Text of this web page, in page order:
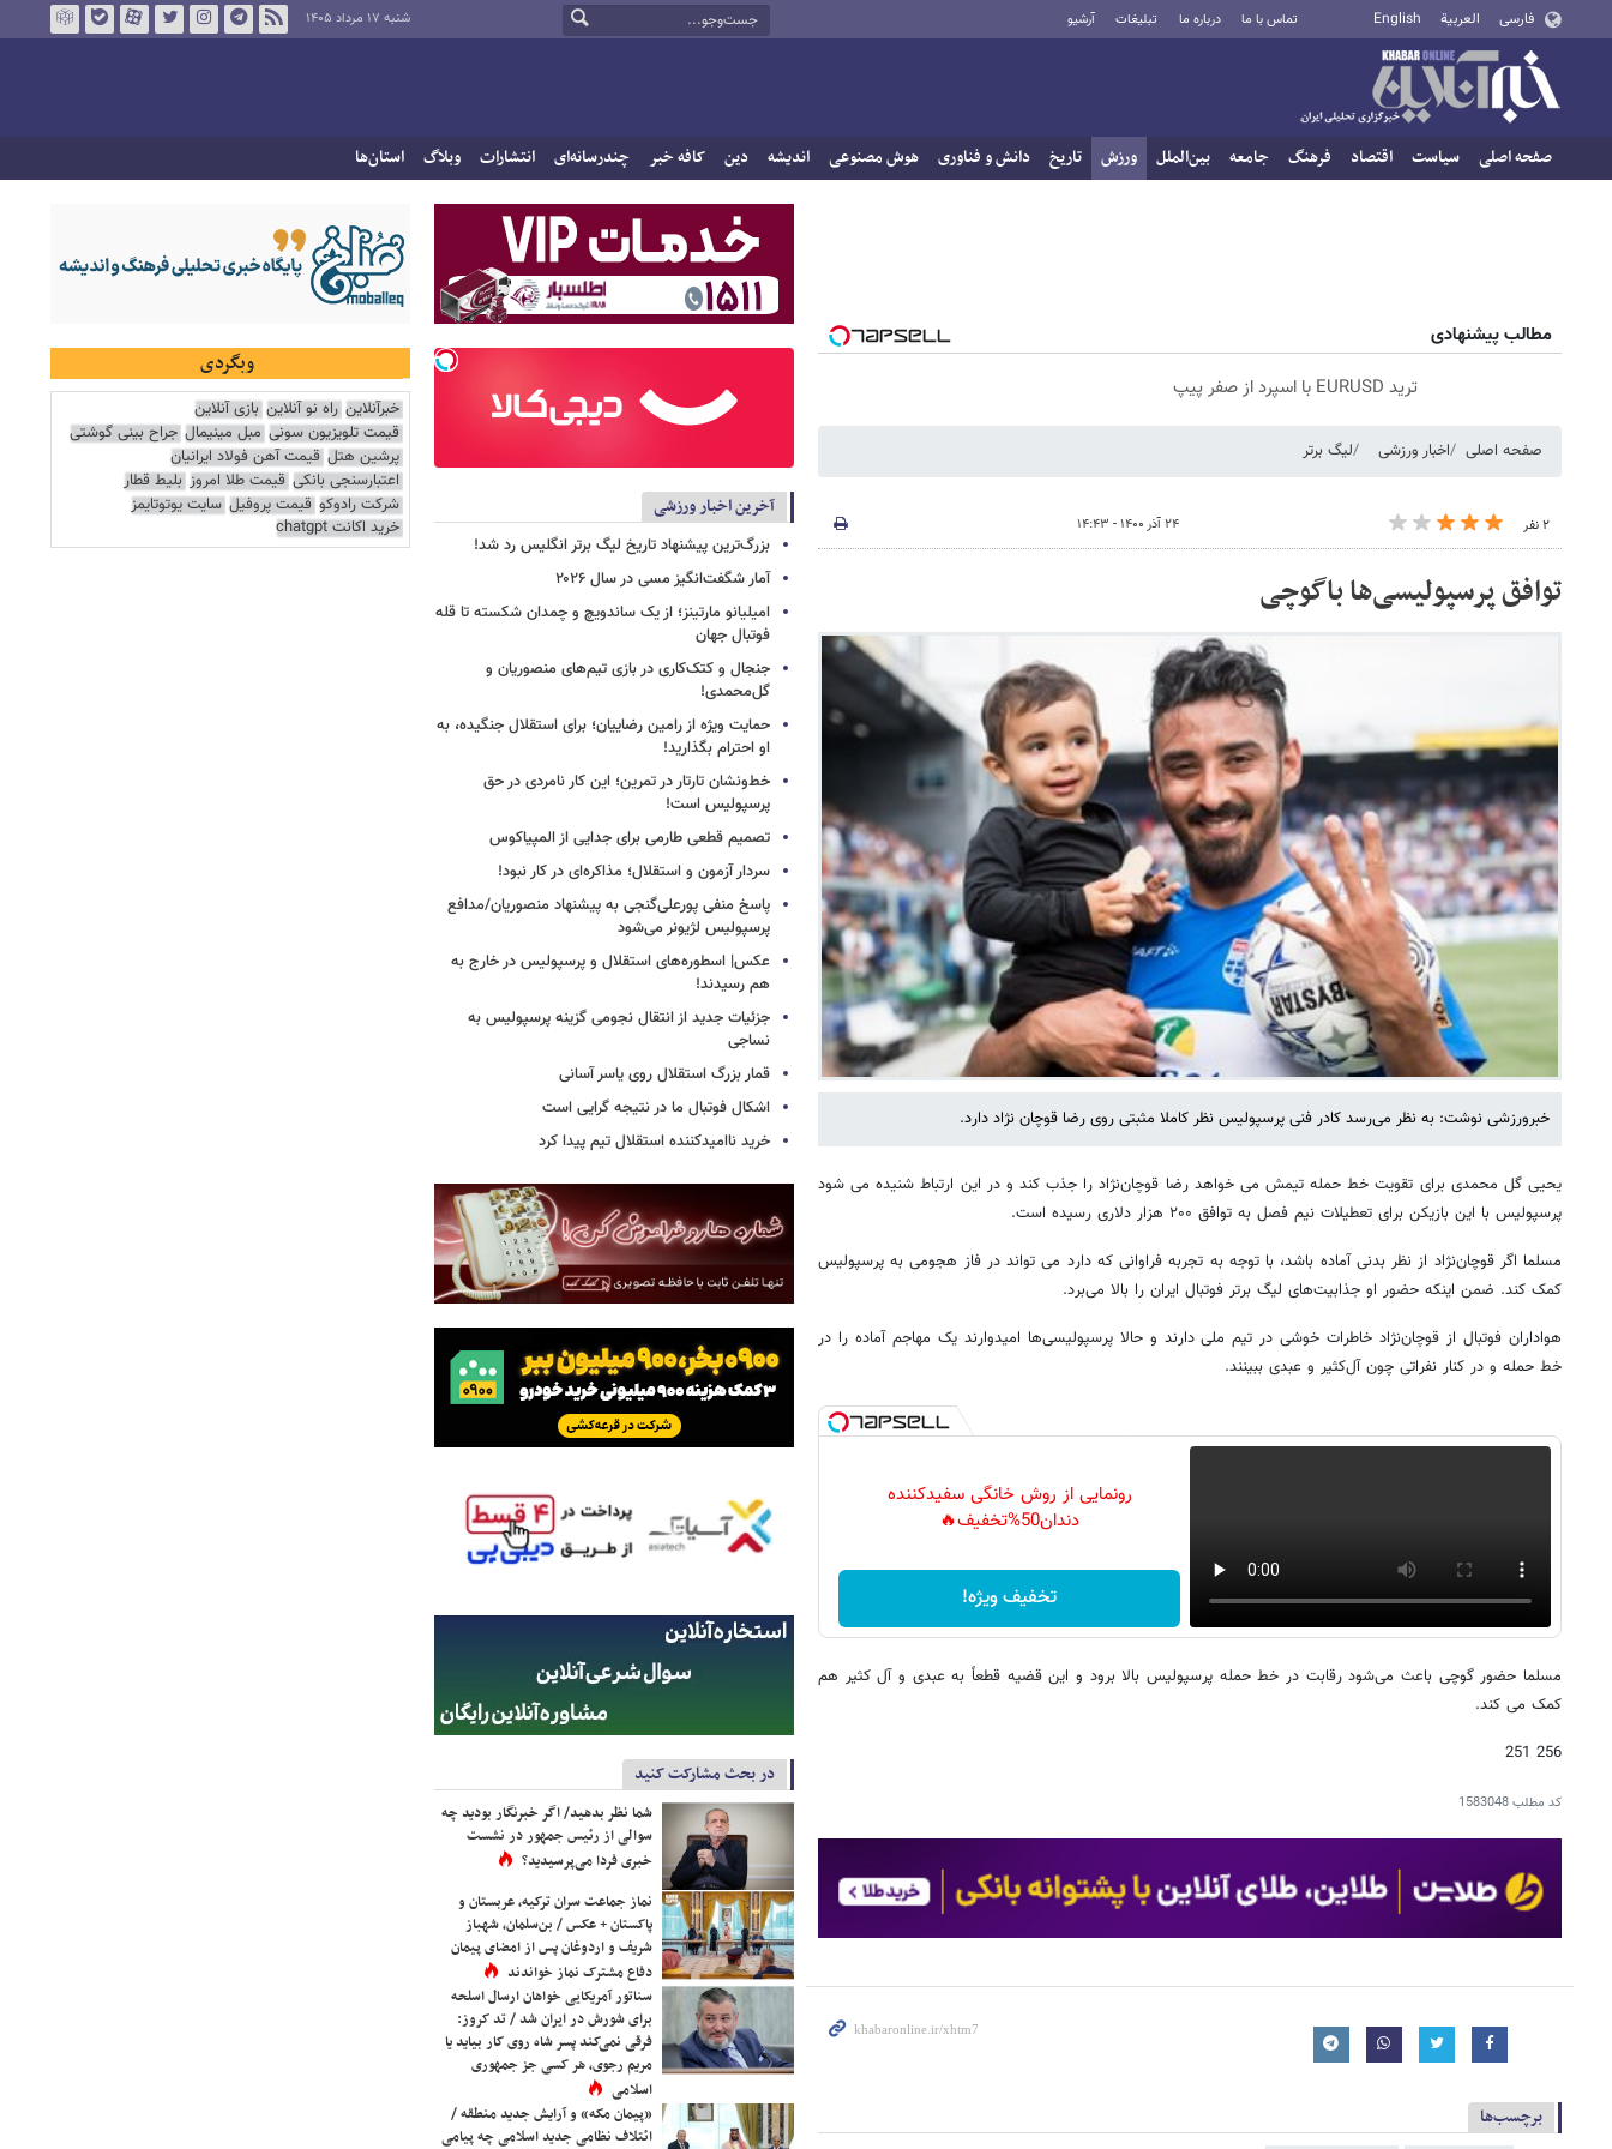
فارسی العربية English تماس با ما درباره ما تبلیغات آرشیو شنبه ۱۷ مرداد ۱۴۰۵
صفحه اصلی سیاست اقتصاد فرهنگ جامعه بین‌الملل ورزش تاریخ دانش و فناوری هوش مصنوعی اندیشه دین کافه خبر چندرسانه‌ای انتشارات وبلاگ استان‌ها
مطالب پیشنهادی
ترید EURUSD با اسپرد از صفر پیپ
صفحه اصلی اخبار ورزشی لیگ برتر
۲ نفر ۲۴ آذر ۱۴۰۰ - ۱۴:۴۳
توافق پرسپولیسی‌ها باگوچی
خبرورزشی نوشت: به نظر می‌رسد کادر فنی پرسپولیس نظر کاملا مثبتی روی رضا قوچان نژاد دارد.
یحیی گل محمدی برای تقویت خط حمله تیمش می خواهد رضا قوچان‌نژاد را جذب کند و در این ارتباط شنیده می شود
پرسپولیس با این بازیکن برای تعطیلات نیم فصل به توافق ۲۰۰ هزار دلاری رسیده است.
مسلما اگر قوچان‌نژاد از نظر بدنی آماده باشد، با توجه به تجربه فراوانی که دارد می تواند در فاز هجومی به پرسپولیس
کمک کند. ضمن اینکه حضور او جذابیت‌های لیگ برتر فوتبال ایران را بالا می‌برد.
هواداران فوتبال از قوچان‌نژاد خاطرات خوشی در تیم ملی دارند و حالا پرسپولیسی‌ها امیدوارند یک مهاجم آماده را در
خط حمله و در کنار نفراتی چون آل‌کثیر و عبدی ببینند.
رونمایی از روش خانگی سفیدکننده
دندان50%تخفیف🔥
تخفیف ویژه!
مسلما حضور گوچی باعث می‌شود رقابت در خط حمله پرسپولیس بالا برود و این قضیه قطعاً به عبدی و آل کثیر هم
کمک می کند.
256 251
کد مطلب1583048
برچسب‌ها
آخرین اخبار ورزشی
بزرگ‌ترین پیشنهاد تاریخ لیگ برتر انگلیس رد شد!
آمار شگفت‌انگیز مسی در سال ۲۰۲۶
امیلیانو مارتینز؛ از یک ساندویچ و چمدان شکسته تا قله
فوتبال جهان
جنجال و کتک‌کاری در بازی تیم‌های منصوریان و
گل‌محمدی!
حمایت ویژه از رامین رضاییان؛ برای استقلال جنگیده، به
او احترام بگذارید!
خط‌ونشان تارتار در تمرین؛ این کار نامردی در حق
پرسپولیس است!
تصمیم قطعی طارمی برای جدایی از المپیاکوس
سردار آزمون و استقلال؛ مذاکره‌ای در کار نبود!
پاسخ منفی پورعلی‌گنجی به پیشنهاد منصوریان/مدافع
پرسپولیس لژیونر می‌شود
عکس| اسطوره‌های استقلال و پرسپولیس در خارج به
هم رسیدند!
جزئیات جدید از انتقال نجومی گزینه پرسپولیس به
نساجی
قمار بزرگ استقلال روی یاسر آسانی
اشکال فوتبال ما در نتیجه گرایی است
خرید ناامیدکننده استقلال تیم پیدا کرد
در بحث مشارکت کنید
شما نظر بدهید/ اگر خبرنگار بودید چه
سوالی از رئیس جمهور در نشست
خبری فردا می‌پرسیدید؟
نماز جماعت سران ترکیه، عربستان و
پاکستان + عکس / بن‌سلمان، شهباز
شریف و اردوغان پس از امضای پیمان
دفاع مشترک نماز خواندند
سناتور آمریکایی خواهان ارسال اسلحه
برای شورش در ایران شد / تد کروز:
فرقی نمی‌کند پسر شاه روی کار بیاید یا
مریم رجوی، هر کسی جز جمهوری
اسلامی
«پیمان مکه» و آرایش جدید منطقه /
ائتلاف نظامی جدید اسلامی چه پیامی
وبگردی
خبرآنلاین راه نو آنلاین بازی آنلاین
قیمت تلویزیون سونی مبل مینیمال جراح بینی گوشتی
پرشین هتل قیمت آهن فولاد ایرانیان
اعتبارسنجی بانکی قیمت طلا امروز بلیط قطار
شرکت رادوکو قیمت پروفیل سایت یوتوتایمز
خرید اکانت chatgpt